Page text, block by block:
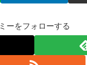
ミーをフォローする